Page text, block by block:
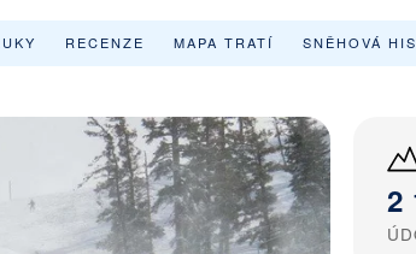
RECENZE MAPA TRATÍ SNĚHOVÁ
2